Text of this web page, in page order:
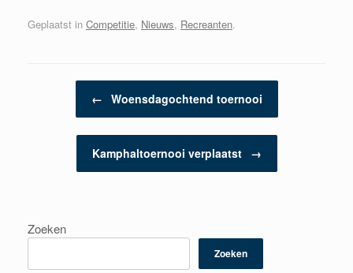
Geplaatst in Competitie, Nieuws, Recreanten.
Berichtnavigatie
← Woensdagochtend toernooi
Kamphaltoernooi verplaatst →
Zoeken
Zoeken